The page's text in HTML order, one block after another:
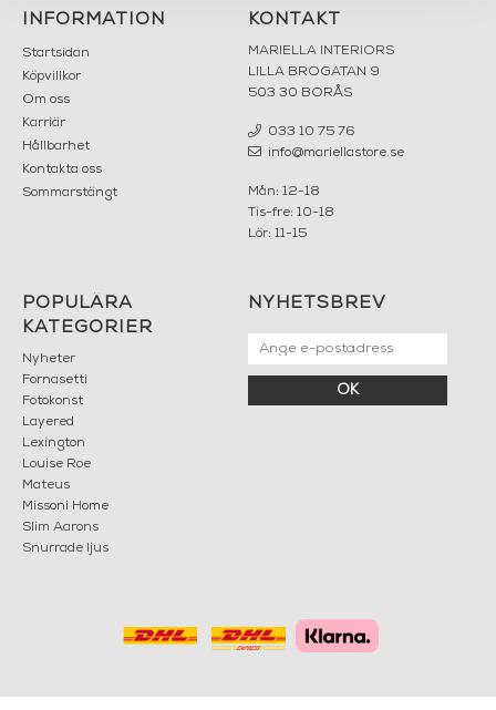
INFORMATION
Startsidan
Köpvillkor
Om oss
Karriär
Hållbarhet
Kontakta oss
Sommarstängt
KONTAKT
MARIELLA INTERIORS
LILLA BROGATAN 9
503 30 BORÅS
033 10 75 76
info@mariellastore.se
Mån: 12-18
Tis-fre: 10-18
Lör: 11-15
POPULÄRA
KATEGORIER
Nyheter
Fornasetti
Fotokonst
Layered
Lexington
Louise Roe
Mateus
Missoni Home
Slim Aarons
Snurrade ljus
NYHETSBREV
OK